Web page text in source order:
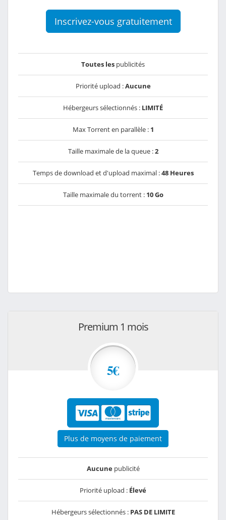
Inscrivez-vous gratuitement
Toutes les publicités
Priorité upload :Aucune
Hébergeurs sélectionnés : LIMITÉ
Max Torrent en parallèle : 1
Taille maximale de la queue :2
Temps de download et d'upload maximal :48 Heures
Taille maximale du torrent : 10 Go
Premium 1 mois
5€
Plus de moyens de paiement
Aucunepublicité
Priorité upload : Élevé
Hébergeurs sélectionnés : PAS DE LIMITE